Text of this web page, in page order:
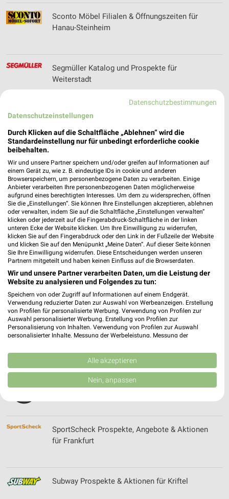
Sconto Möbel Filialen & Öffnungszeiten für
Hanau-Steinheim
Segmüller Katalog und Prospekte für
Weiterstadt
SELGROS Filialen & Öffnungszeiten für Eschborn
Shoe4You Filialen & Öffnungszeiten für Frankfurt
am Main
SIEMES Schuhcenter - aktueller Online Prospekt
für Frankfurt
Skywalker Sports GmbH Filialen &
Öffnungszeiten
Sonderpreis Baumarkt Prospekte & Angebote für
Villmar
Sport 2000 Prospekte, Angebote & Aktionen
SportScheck Prospekte, Angebote & Aktionen
für Frankfurt
Subway Prospekte & Aktionen für Kriftel
Datenschutzbestimmungen
Datenschutzeinstellungen
Durch Klicken auf die Schaltfläche „Ablehnen“ wird die
Standardeinstellung nur für unbedingt erforderliche cookie
beibehalten.
Wir und unsere Partner speichern und/oder greifen auf Informationen auf
einem Gerät zu, wie z. B. eindeutige IDs in cookie und anderen
Browserspeichern, um personenbezogene Daten zu verarbeiten. Einige
Anbieter verarbeiten Ihre personenbezogenen Daten möglicherweise
aufgrund eines berechtigten Interesses. Um dem zu widersprechen, öffnen
Sie die „Einstellungen“. Sie können Ihre Einstellungen akzeptieren, ablehnen
oder verwalten, indem Sie auf die Schaltfläche „Einstellungen verwalten“
klicken oder jederzeit auf die Fingerabdruck-Schaltfläche in der linken
unteren Ecke der Website klicken. Um Ihre Einwilligung zu widerrufen,
klicken Sie auf den Fingerabdruck oder den Link in der Fußzeile der Website
und klicken Sie auf den Menüpunkt „Meine Daten“. Auf dieser Seite können
Sie Ihre Einwilligung widerrufen. Diese Entscheidungen werden unseren
Partnern mitgeteilt und haben keinen Einfluss auf die Browserdaten.
Wir und unsere Partner verarbeiten Daten, um die Leistung der
Website zu analysieren und Folgendes zu tun:
Speichern von oder Zugriff auf Informationen auf einem Endgerät.
Verwendung reduzierter Daten zur Auswahl von Werbeanzeigen. Erstellung
von Profilen für personalisierte Werbung. Verwendung von Profilen zur
Auswahl personalisierter Werbung. Erstellung von Profilen zur
Personalisierung von Inhalten. Verwendung von Profilen zur Auswahl
personalisierter Inhalte. Messung der Werbeleistung. Messung der
Kombinationen von Daten aus verschiedenen Quellen. Entwicklung und
Verbesserung der Angebote. Verwendung reduzierter Daten zur Auswahl
von Inhalten.
Daten können außerhalb der Europäischen Union weitergegeben und in die
USA gesendet werden.
Website/App.
Wir nutzen Ihre Daten für folgende Zwecke:
IAB-Verarbeitungszwecke:
Verwendung reduzierter Daten zur Auswahl von
Alle akzeptieren
Nein, anpassen